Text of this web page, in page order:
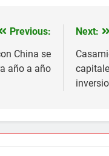
Previous:
China se
año a año
Next: